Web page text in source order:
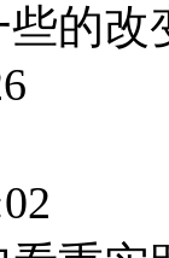
的改